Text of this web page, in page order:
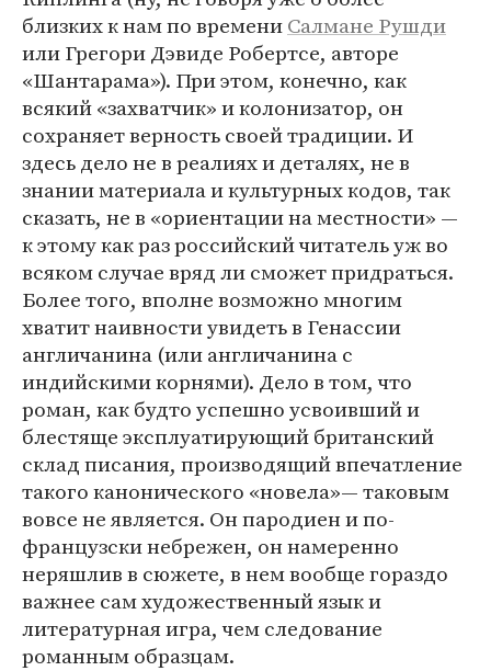
близких к нам по времениСалмане Рушди
или Грегори Дэвиде Робертсе, авторе
«Шантарама»). При этом, конечно, как
всякий «захватчик» и колонизатор, он
сохраняет верность своей традиции. И
здесь дело не в реалиях и деталях, не в
знании материала и культурных кодов, так
сказать, не в «ориентации на местности» —
к этому как раз российский читатель уж во
всяком случае вряд ли сможет придраться.
Более того, вполне возможно многим
хватит наивности увидеть в Генассии
англичанина (или англичанина с
индийскими корнями). Дело в том, что
роман, как будто успешно усвоивший и
блестяще эксплуатирующий британский
склад писания, производящий впечатление
такого канонического «новела»— таковым
вовсе не является. Он пародиен и по-
французски небрежен, он намеренно
неряшлив в сюжете, в нем вообще гораздо
важнее сам художественный язык и
литературная игра, чем следование
романным образцам.